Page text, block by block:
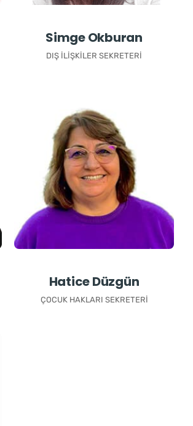
Simge Okburan
DIŞ İLIŞKILER SEKRETERI
Hatice Düzgün
ÇOCUK HAKLARI SEKRETERI